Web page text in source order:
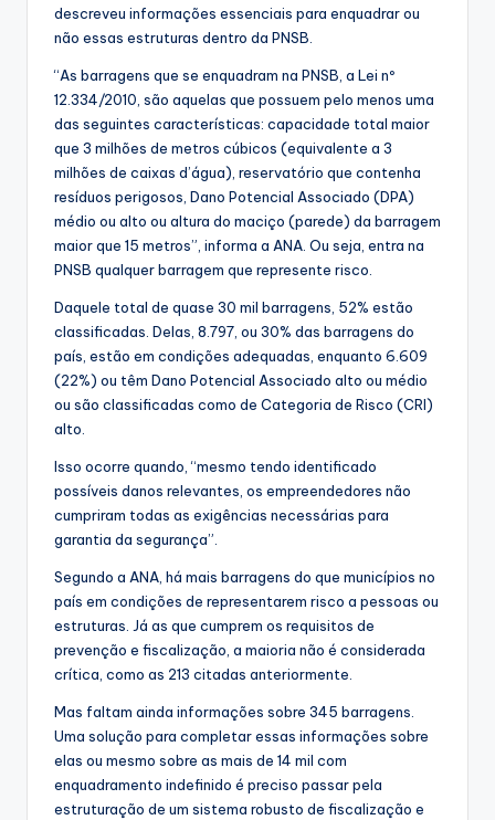
descreveu informações essenciais para enquadrar ou
não essas estruturas dentro da PNSB.
“As barragens que se enquadram na PNSB, a Lei nº
12.334/2010, são aquelas que possuem pelo menos uma
das seguintes características: capacidade total maior
que 3 milhões de metros cúbicos (equivalente a 3
milhões de caixas d’água), reservatório que contenha
resíduos perigosos, Dano Potencial Associado (DPA)
médio ou alto ou altura do maciço (parede) da barragem
maior que 15 metros”, informa a ANA. Ou seja, entra na
PNSB qualquer barragem que represente risco.
Daquele total de quase 30 mil barragens, 52% estão
classificadas. Delas, 8.797, ou 30% das barragens do
país, estão em condições adequadas, enquanto 6.609
(22%) ou têm Dano Potencial Associado alto ou médio
ou são classificadas como de Categoria de Risco (CRI)
alto.
Isso ocorre quando, “mesmo tendo identificado
possíveis danos relevantes, os empreendedores não
cumpriram todas as exigências necessárias para
garantia da segurança”.
Segundo a ANA, há mais barragens do que municípios no
país em condições de representarem risco a pessoas ou
estruturas. Já as que cumprem os requisitos de
prevenção e fiscalização, a maioria não é considerada
crítica, como as 213 citadas anteriormente.
Mas faltam ainda informações sobre 345 barragens.
Uma solução para completar essas informações sobre
elas ou mesmo sobre as mais de 14 mil com
enquadramento indefinido é preciso passar pela
estruturação de um sistema robusto de fiscalização e